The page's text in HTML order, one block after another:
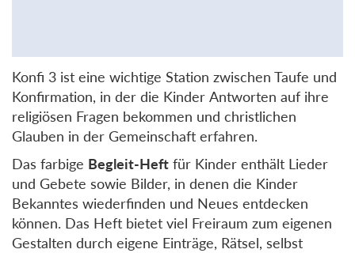
Konfi 3 ist eine wichtige Station zwischen Taufe und
Konfirmation, in der die Kinder Antworten auf ihre
religiösen Fragen bekommen und christlichen
Glauben in der Gemeinschaft erfahren.
Das farbige Begleit-Heft für Kinder enthält Lieder
und Gebete sowie Bilder, in denen die Kinder
Bekanntes wiederfinden und Neues entdecken
können. Das Heft bietet viel Freiraum zum eigenen
Gestalten durch eigene Einträge, Rätsel, selbst